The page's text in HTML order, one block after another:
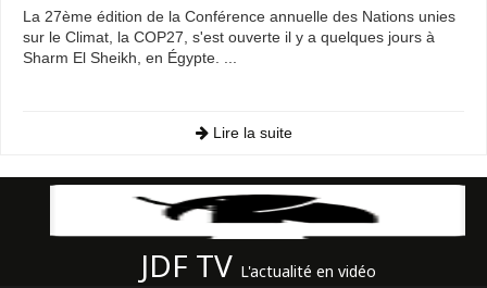
La 27ème édition de la Conférence annuelle des Nations unies
sur le Climat, la COP27, s'est ouverte il y a quelques jours à
Sharm El Sheikh, en Égypte. ...
Lire la suite
JDF TV L'actualité en vidéo